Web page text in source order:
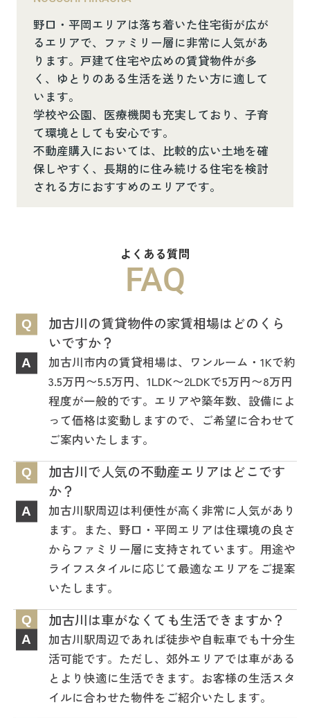
野口・平岡エリアは落ち着いた住宅街が広が
るエリアで、ファミリー層に非常に人気があ
ります。戸建て住宅や広めの賃貸物件が多
く、ゆとりのある生活を送りたい方に適して
います。
学校や公園、医療機関も充実しており、子育
て環境としても安心です。
不動産購入においては、比較的広い土地を確
保しやすく、長期的に住み続ける住宅を検討
される方におすすめのエリアです。
よくある質問
FAQ
Q
加古川の賃貸物件の家賃相場はどのくら
いですか？
A
加古川市内の賃貸相場は、ワンルーム・1Kで約
3.5万円〜5.5万円、1LDK〜2LDKで5万円〜8万円
程度が一般的です。エリアや築年数、設備によ
って価格は変動しますので、ご希望に合わせて
ご案内いたします。
Q
加古川で人気の不動産エリアはどこです
か？
A
加古川駅周辺は利便性が高く非常に人気があり
ます。また、野口・平岡エリアは住環境の良さ
からファミリー層に支持されています。用途や
ライフスタイルに応じて最適なエリアをご提案
いたします。
Q 加古川は車がなくても生活できますか？
A
加古川駅周辺であれば徒歩や自転車でも十分生
活可能です。ただし、郊外エリアでは車がある
とより快適に生活できます。お客様の生活スタ
イルに合わせた物件をご紹介いたします。